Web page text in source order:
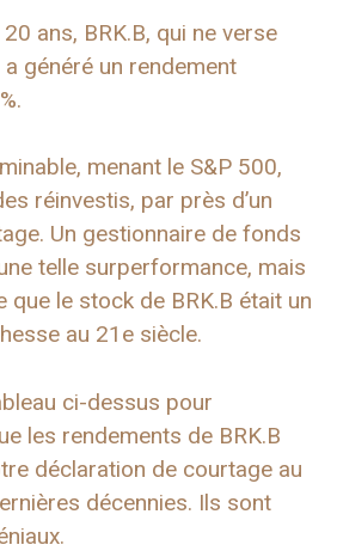
ans, BRK.B, qui ne verse
généré un rendement
menant le S&P 500,
réinvestis, par près d’un
Un gestionnaire de fonds
telle surperformance, mais
que le stock de BRK.B était un
au 21e siècle.
ci-dessus pour
les rendements de BRK.B
déclaration de courtage au
décennies. Ils sont